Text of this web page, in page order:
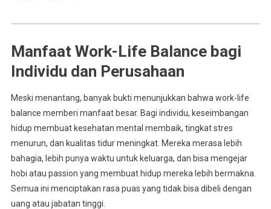
Manfaat Work-Life Balance bagi
Individu dan Perusahaan
Meski menantang, banyak bukti menunjukkan bahwa work-life
balance memberi manfaat besar. Bagi individu, keseimbangan
hidup membuat kesehatan mental membaik, tingkat stres
menurun, dan kualitas tidur meningkat. Mereka merasa lebih
bahagia, lebih punya waktu untuk keluarga, dan bisa mengejar
hobi atau passion yang membuat hidup mereka lebih bermakna.
Semua ini menciptakan rasa puas yang tidak bisa dibeli dengan
uang atau jabatan tinggi.